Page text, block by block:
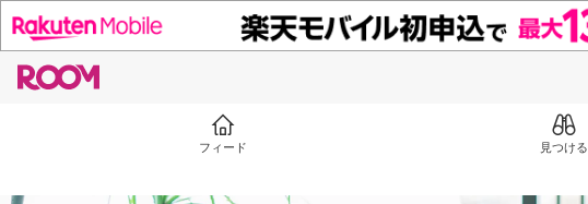
フィード 見つける